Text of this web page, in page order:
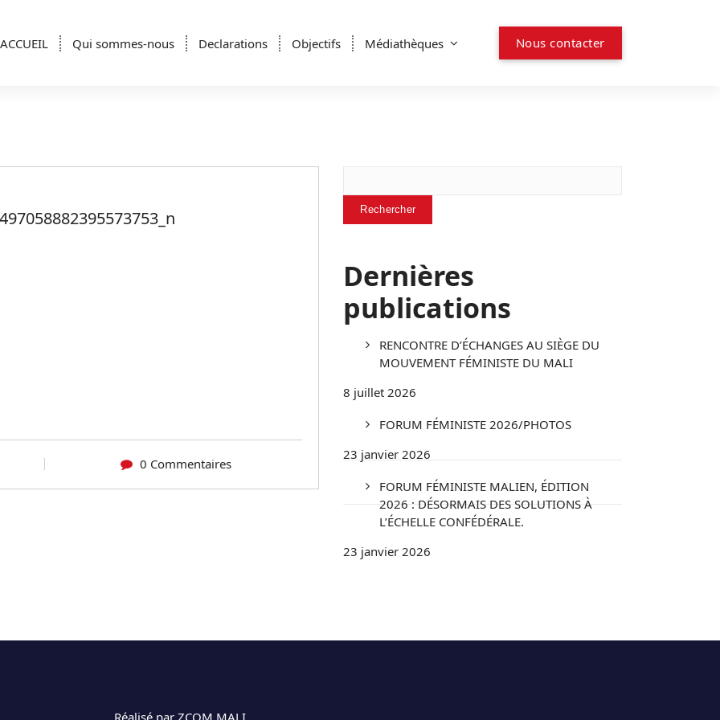
ACCUEIL Qui sommes-nous Declarations Objectifs Médiathèques Nous contacter
0 Commentaires
Rechercher
Dernières
publications
RENCONTRE D’ÉCHANGES AU SIÈGE DU
MOUVEMENT FÉMINISTE DU MALI
8 juillet 2026
FORUM FÉMINISTE 2026/PHOTOS
23 janvier 2026
FORUM FÉMINISTE MALIEN, ÉDITION
2026 : DÉSORMAIS DES SOLUTIONS À
L’ÉCHELLE CONFÉDÉRALE.
23 janvier 2026